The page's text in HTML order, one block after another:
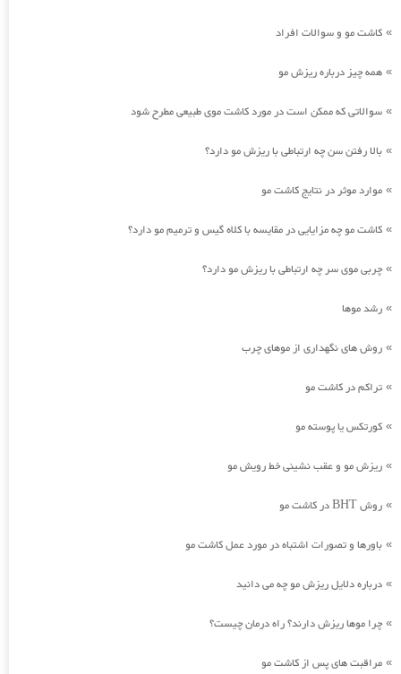
» کاشت مو و سوالات افراد
» همه چیز درباره ریزش مو
» سوالاتی که ممکن است در مورد کاشت موی طبیعی مطرح شود
» بالا رفتن سن چه ارتباطی با ریزش مو دارد؟
» موارد موثر در نتایج کاشت مو
» کاشت مو چه مزایایی در مقایسه با کلاه گیس و ترمیم مو دارد؟
» چربی موی سر چه ارتباطی با ریزش مو دارد؟
» رشد موها
» روش های نگهداری از موهای چرب
» تراکم در کاشت مو
» کورتکس یا پوسته مو
» ریزش مو و عقب نشینی خط رویش مو
» روش BHT در کاشت مو
» باورها و تصورات اشتباه در مورد عمل کاشت مو
» درباره دلایل ریزش مو چه می دانید
» چرا موها ریزش دارند؟ راه درمان چیست؟
» مراقبت های پس از کاشت مو